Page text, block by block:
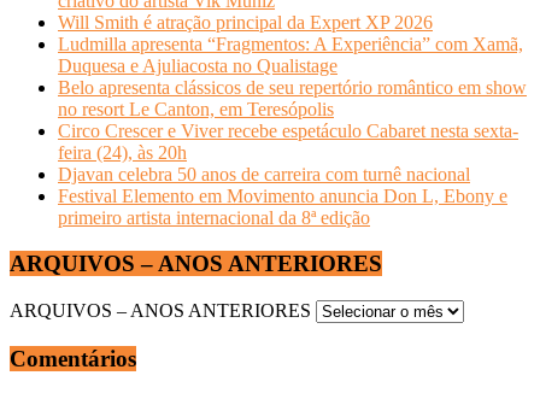
Will Smith é atração principal da Expert XP 2026
Ludmilla apresenta “Fragmentos: A Experiência” com Xamã,
Duquesa e Ajuliacosta no Qualistage
Belo apresenta clássicos de seu repertório romântico em show
no resort Le Canton, em Teresópolis
Circo Crescer e Viver recebe espetáculo Cabaret nesta sexta-
feira (24), às 20h
Djavan celebra 50 anos de carreira com turnê nacional
Festival Elemento em Movimento anuncia Don L, Ebony e
primeiro artista internacional da 8ª edição
ARQUIVOS – ANOS ANTERIORES
ARQUIVOS – ANOS ANTERIORES
Comentários